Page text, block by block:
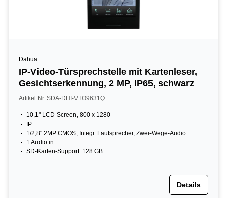
Dahua
IP-Video-Türsprechstelle mit Kartenleser,
Gesichtserkennung, 2 MP, IP65, schwarz
Artikel Nr. SDA-DHI-VTO9631Q
10,1" LCD-Screen, 800 x 1280
IP
1/2,8" 2MP CMOS, Integr. Lautsprecher, Zwei-Wege-Audio
1 Audio in
SD-Karten-Support: 128 GB
Details